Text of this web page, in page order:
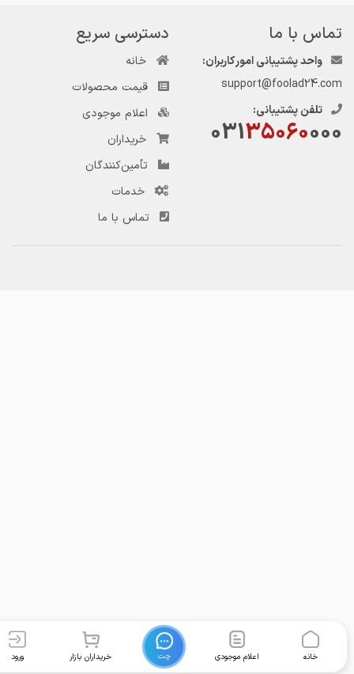
با ما
واحد پشتیبانی امور کاربران:
تلفن پشتیبانی:
03135060
دسترسی سریع
خانه
قیمت محصولات
اعلام موجودی
خریداران
تأمین‌کنندگان
خدمات
تماس با ما
اعلام موجودی چت خریداران بازار